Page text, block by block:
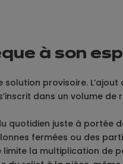
à son
provisoire.
dans un volume
juste à portée
fermées ou des
la multiplication de